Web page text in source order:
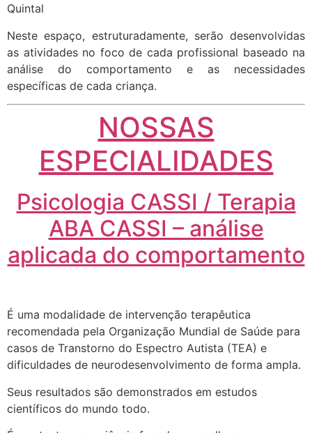
Quintal
Neste espaço, estruturadamente, serão desenvolvidas
as atividades no foco de cada profissional baseado na
análise do comportamento e as necessidades
específicas de cada criança.
NOSSAS
ESPECIALIDADES
Psicologia CASSI / Terapia
ABA CASSI – análise
aplicada do comportamento
É uma modalidade de intervenção terapêutica
recomendada pela Organização Mundial de Saúde para
casos de Transtorno do Espectro Autista (TEA) e
dificuldades de neurodesenvolvimento de forma ampla.
Seus resultados são demonstrados em estudos
científicos do mundo todo.